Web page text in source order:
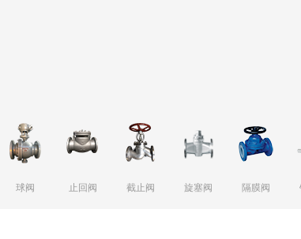
球阀 止回阀 截止阀 旋塞阀 隔膜阀